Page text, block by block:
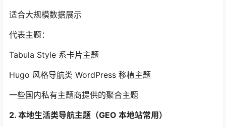
适合大规模数据展示
代表主题：
Tabula Style 系卡片主题
Hugo 风格导航类 WordPress 移植主题
一些国内私有主题商提供的聚合主题
2. 本地生活类导航主题（GEO 本地站常用）